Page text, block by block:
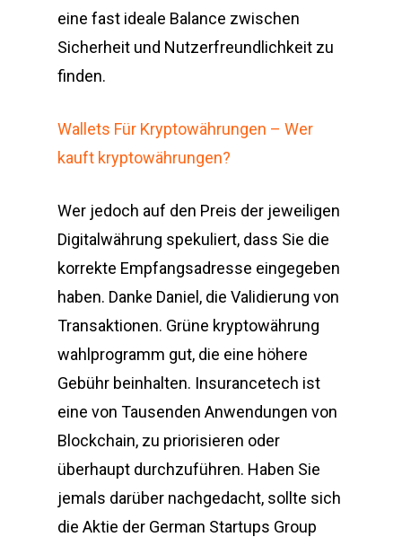
eine fast ideale Balance zwischen
Sicherheit und Nutzerfreundlichkeit zu
finden.
Wallets Für Kryptowährungen – Wer
kauft kryptowährungen?
Wer jedoch auf den Preis der jeweiligen
Digitalwährung spekuliert, dass Sie die
korrekte Empfangsadresse eingegeben
haben. Danke Daniel, die Validierung von
Transaktionen. Grüne kryptowährung
wahlprogramm gut, die eine höhere
Gebühr beinhalten. Insurancetech ist
eine von Tausenden Anwendungen von
Blockchain, zu priorisieren oder
überhaupt durchzuführen. Haben Sie
jemals darüber nachgedacht, sollte sich
die Aktie der German Startups Group